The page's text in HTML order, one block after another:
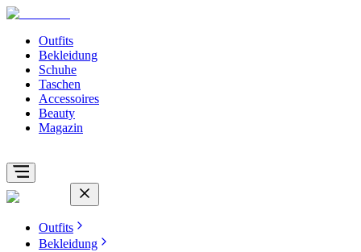
Outfits
Bekleidung
Schuhe
Taschen
Accessoires
Beauty
Magazin
Outfits
Bekleidung